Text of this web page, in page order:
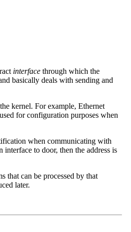
interface through which the
basically deals with sending and
kernel. For example, Ethernet
for configuration purposes when
when communicating with
to door, then the address is
that can be processed by that
later.